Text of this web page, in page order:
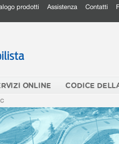
prodotti Assistenza Contatti
ONLINE CODICE